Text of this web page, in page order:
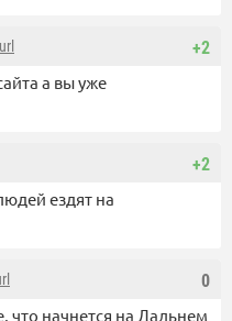
+2
url
а вы уже
+2
ездят на
0
что начнется на Дальнем